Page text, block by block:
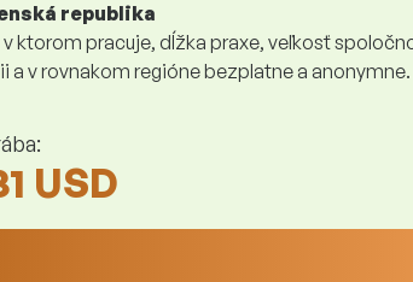
republika
ktorom pracuje, dĺžka praxe, veľkosť
v rovnakom regióne bezplatne a anonymne.
USD